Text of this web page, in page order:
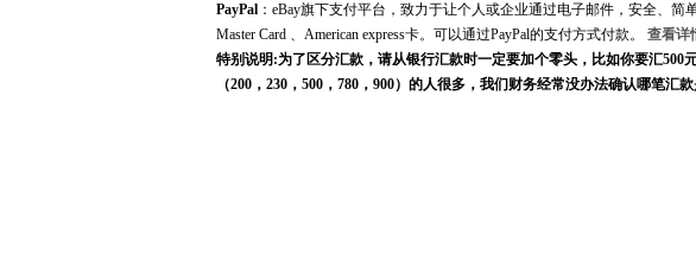
PayPal ：eBay旗下支付平台，致力于让个人或企业通过电子邮件，安全、简
Master Card 、American express卡。可以通过PayPal的支付方式付款。 查看详
特别说明:为了区分汇款，请从银行汇款时一定要加个零头，比如你要汇500
（200，230，500，780，900）的人很多，我们财务经常没办法确认哪笔